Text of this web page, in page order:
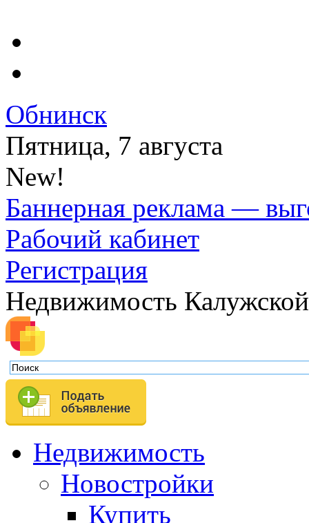
Обнинск
Пятница, 7 августа
New!
Баннерная реклама —
Рабочий кабинет
Регистрация
Недвижимость
Недвижимость
Новостройки
Купить